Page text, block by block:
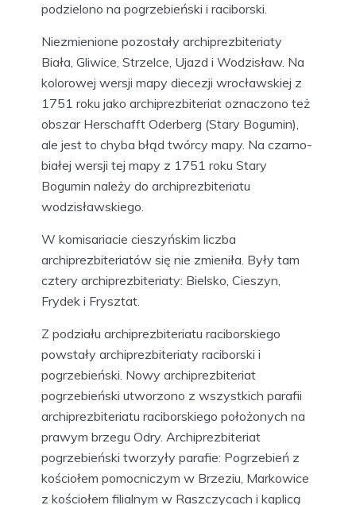
podzielono na pogrzebieński i raciborski.
Niezmienione pozostały archiprezbiteriaty
Biała, Gliwice, Strzelce, Ujazd i Wodzisław. Na
kolorowej wersji mapy diecezji wrocławskiej z
1751 roku jako archiprezbiteriat oznaczono też
obszar Herschafft Oderberg (Stary Bogumin),
ale jest to chyba błąd twórcy mapy. Na czarno-
białej wersji tej mapy z 1751 roku Stary
Bogumin należy do archiprezbiteriatu
wodzisławskiego.
W komisariacie cieszyńskim liczba
archiprezbiteriatów się nie zmieniła. Były tam
cztery archiprezbiteriaty: Bielsko, Cieszyn,
Frydek i Frysztat.
Z podziału archiprezbiteriatu raciborskiego
powstały archiprezbiteriaty raciborski i
pogrzebieński. Nowy archiprezbiteriat
pogrzebieński utworzono z wszystkich parafii
archiprezbiteriatu raciborskiego położonych na
prawym brzegu Odry. Archiprezbiteriat
pogrzebieński tworzyły parafie: Pogrzebień z
kościołem pomocniczym w Brzeziu, Markowice
z kościołem filialnym w Raszczycach i kaplicą